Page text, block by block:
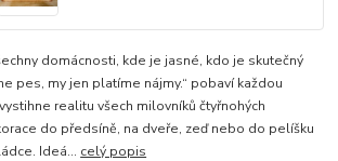
domácnosti, kde je jasné, kdo je skutečný
pes, my jen platíme nájmy.“ pobaví každou
realitu všech milovníků čtyřnohých
do předsíně, na dveře, zeď nebo do pelíšku
Ideá... celý popis